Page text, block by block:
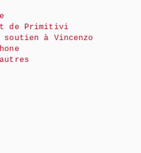
et de Primitivi
soutien à Vincenzo